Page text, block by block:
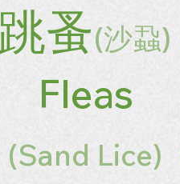
跳蚤(沙蝨)
Fleas
(Sand Lice)